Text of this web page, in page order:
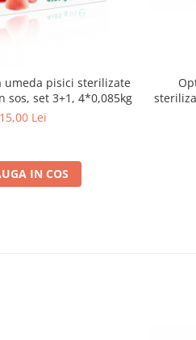
umeda pisici sterilizate
sos, set 3+1, 4*0,085kg
15,00 Lei
IN COS